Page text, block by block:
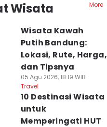
Wisata
More
Wisata Kawah
Putih Bandung:
Lokasi, Rute, Harga,
dan Tipsnya
05 Agu 2026, 18:19 WIB
Travel
10 Destinasi Wisata
untuk
Memperingati HUT